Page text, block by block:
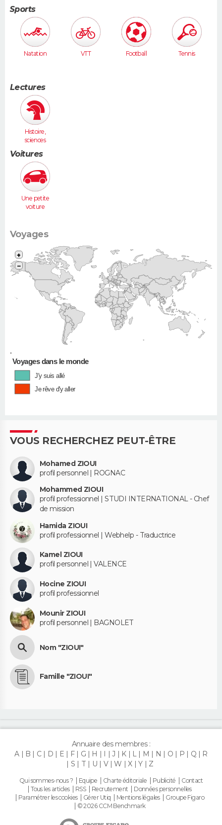
Sports
Natation VTT Football Tennis
Lectures
Histoire,
sciences
humaines
Voitures
Une petite
voiture
Voyages
•
+
−
Voyages dans le monde
J'y suis allé
Je rêve d'y aller
VOUS RECHERCHEZ PEUT-ÊTRE
Mohamed ZIOUI
profil personnel | ROGNAC
Mohammed ZIOUI
profil professionnel | STUDI INTERNATIONAL - Chef
de mission
Hamida ZIOUI
profil professionnel | Webhelp - Traductrice
Kamel ZIOUI
profil personnel | VALENCE
Hocine ZIOUI
profil professionnel
Mounir ZIOUI
profil personnel | BAGNOLET
Nom "ZIOUI"
Famille "ZIOUI"
Annuaire des membres :
A
B C D E F G H I J K L M N O P Q
R
S
T U V W X Y Z
Qui sommes-nous ? Equipe Charte éditoriale Publicité
Contact
Tous les articles
RSS Recrutement
Données personnelles
Paramétrer les cookies
Gérer Utiq Mentions légales
Groupe Figaro
© 2026 CCM Benchmark